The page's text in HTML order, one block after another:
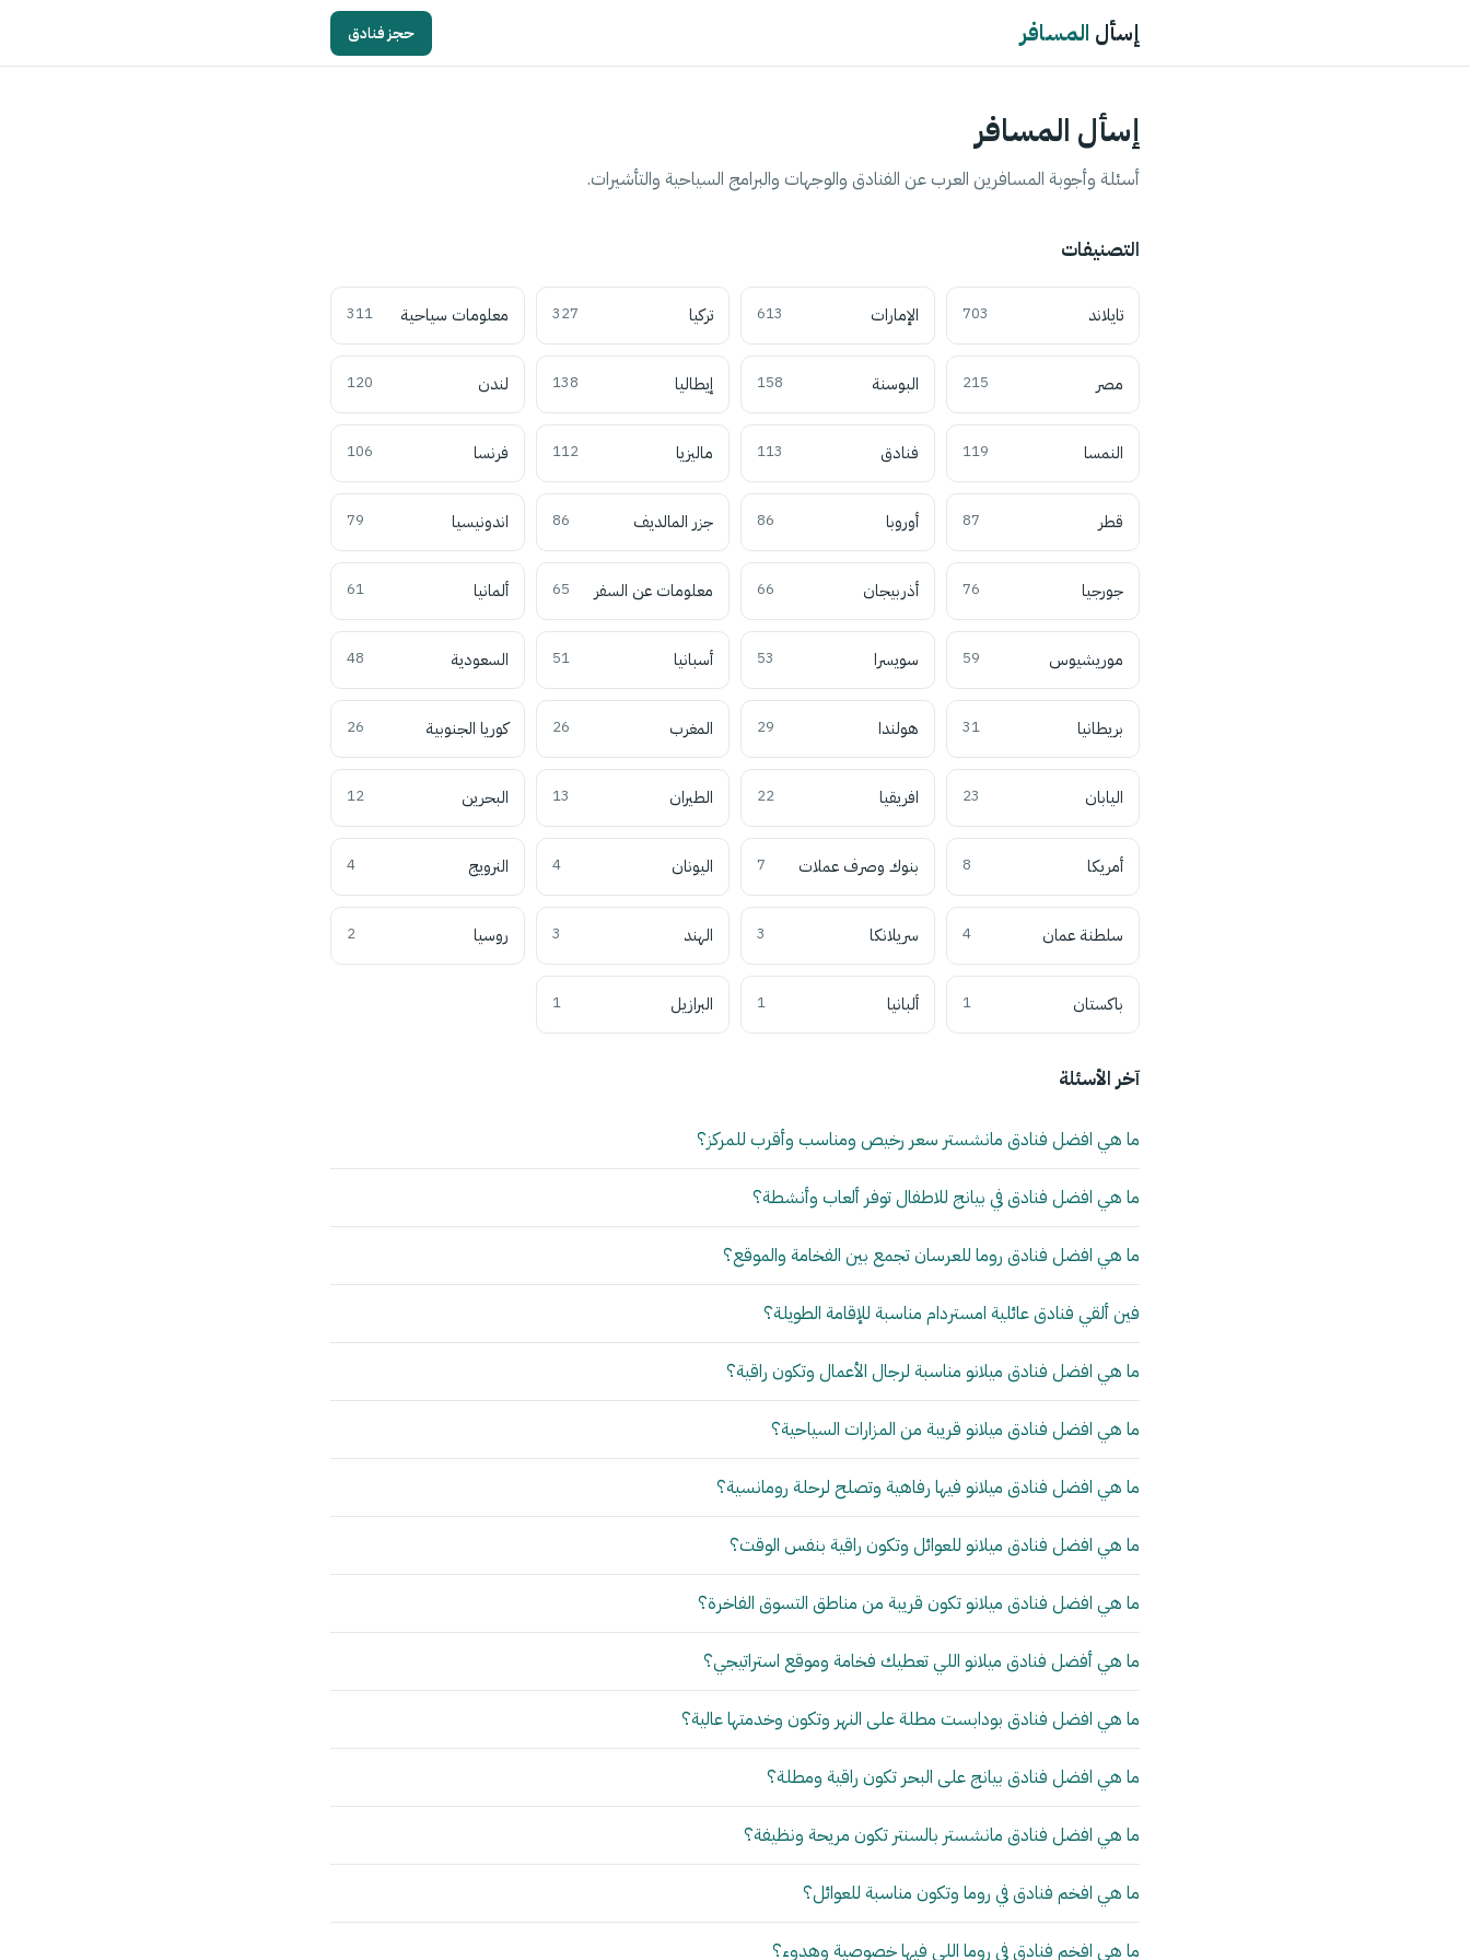
إسأل المسافر حجز فنادق
إسأل المسافر
أسئلة وأجوبة المسافرين العرب عن الفنادق والوجهات والبرامج السياحية والتأشيرات.
التصنيفات
تايلاند 703 الإمارات 613 تركيا 327 معلومات سياحية 311
مصر 215 البوسنة 158 إيطاليا 138 لندن 120
النمسا 119 فنادق 113 ماليزيا 112 فرنسا 106
قطر 87 أوروبا 86 جزر المالديف 86 اندونيسيا 79
جورجيا 76 أذربيجان 66 معلومات عن السفر 65 ألمانيا 61
موريشيوس 59 سويسرا 53 أسبانيا 51 السعودية 48
بريطانيا 31 هولندا 29 المغرب 26 كوريا الجنوبية 26
اليابان 23 افريقيا 22 الطيران 13 البحرين 12
أمريكا 8 بنوك وصرف عملات 7 اليونان 4 النرويج 4
سلطنة عمان 4 سريلانكا 3 الهند 3 روسيا 2
باكستان 1 ألبانيا 1 البرازيل 1
آخر الأسئلة
ما هي افضل فنادق مانشستر سعر رخيص ومناسب وأقرب للمركز؟
ما هي افضل فنادق في بيانج للاطفال توفر ألعاب وأنشطة؟
ما هي افضل فنادق روما للعرسان تجمع بين الفخامة والموقع؟
فين ألقي فنادق عائلية امستردام مناسبة للإقامة الطويلة؟
ما هي افضل فنادق ميلانو مناسبة لرجال الأعمال وتكون راقية؟
ما هي افضل فنادق ميلانو قريبة من المزارات السياحية؟
ما هي افضل فنادق ميلانو فيها رفاهية وتصلح لرحلة رومانسية؟
ما هي افضل فنادق ميلانو للعوائل وتكون راقية بنفس الوقت؟
ما هي افضل فنادق ميلانو تكون قريبة من مناطق التسوق الفاخرة؟
ما هي أفضل فنادق ميلانو اللي تعطيك فخامة وموقع استراتيجي؟
ما هي افضل فنادق بودابست مطلة على النهر وتكون وخدمتها عالية؟
ما هي افضل فنادق بيانج على البحر تكون راقية ومطلة؟
ما هي افضل فنادق مانشستر بالسنتر تكون مريحة ونظيفة؟
ما هي افخم فنادق في روما وتكون مناسبة للعوائل؟
ما هي افخم فنادق في روما اللي فيها خصوصية وهدوء؟